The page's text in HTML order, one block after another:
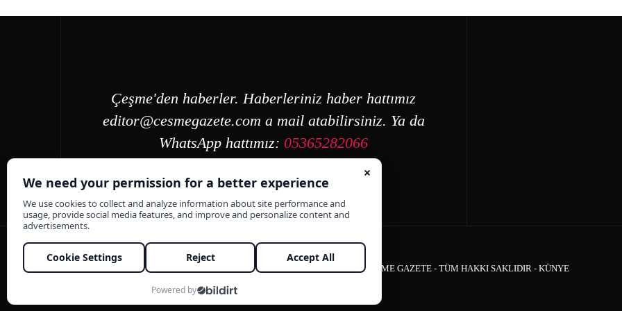
Çeşme'den haberler. Haberleriniz haber hattımız
editor@cesmegazete.com a mail atabilirsiniz. Ya da
WhatsApp hattımız:05365282066
ÇEŞME GAZETE - TÜM HAKKI SAKLIDIR - KÜNYE